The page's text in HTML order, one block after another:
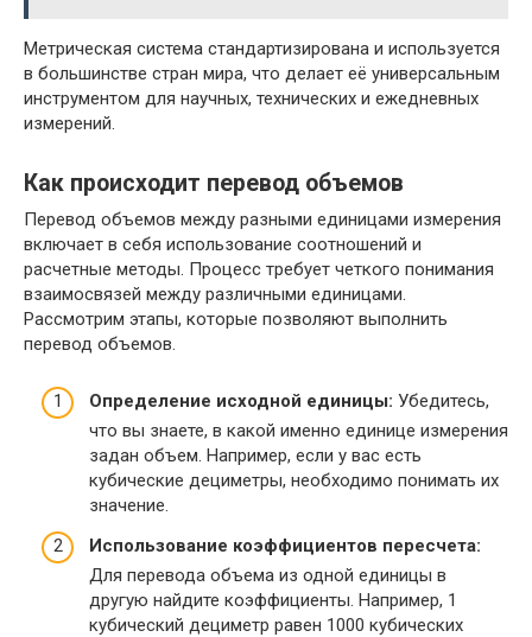
Метрическая система стандартизирована и используется
в большинстве стран мира, что делает её универсальным
инструментом для научных, технических и ежедневных
измерений.
Как происходит перевод объемов
Перевод объемов между разными единицами измерения
включает в себя использование соотношений и
расчетные методы. Процесс требует четкого понимания
взаимосвязей между различными единицами.
Рассмотрим этапы, которые позволяют выполнить
перевод объемов.
Определение исходной единицы: Убедитесь,
что вы знаете, в какой именно единице измерения
задан объем. Например, если у вас есть
кубические дециметры, необходимо понимать их
значение.
Использование коэффициентов пересчета:
Для перевода объема из одной единицы в
другую найдите коэффициенты. Например, 1
кубический дециметр равен 1000 кубических